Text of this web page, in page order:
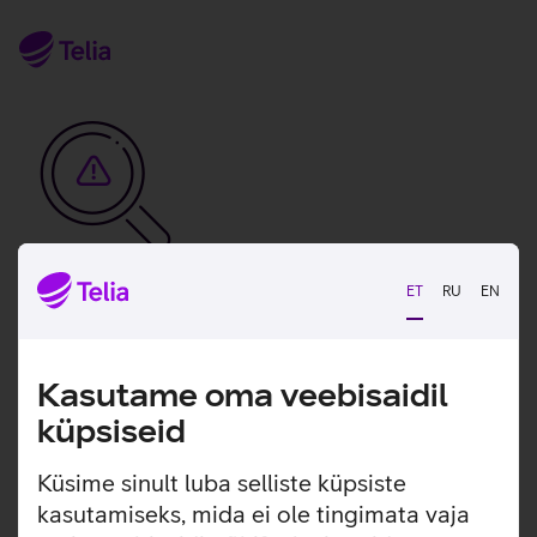
ET RU EN
Kasutame oma veebisaidil
küpsiseid
Küsime sinult luba selliste küpsiste
kasutamiseks, mida ei ole tingimata vaja
Vabandame, tekkis
tx:undefined:ut:null
Seni saad meiega ühendust klienditeeninduse
numbril.